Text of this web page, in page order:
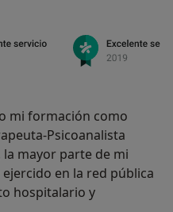
mi formación como
Psicoanalista
mayor parte de mi
en la red pública
hospitalario y